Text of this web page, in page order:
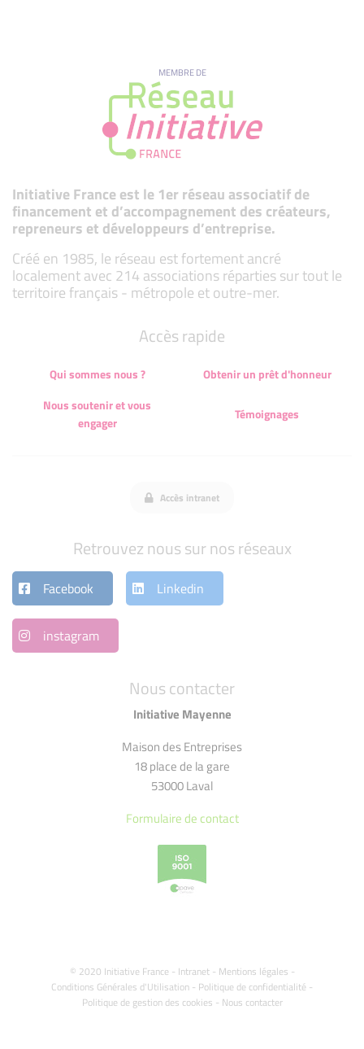
MEMBRE DE
Initiative France est le 1er réseau associatif de
financement et d’accompagnement des créateurs,
repreneurs et développeurs d’entreprise.
Créé en 1985, le réseau est fortement ancré
localement avec 214 associations réparties sur tout le
territoire français - métropole et outre-mer.
Nous contacter
Initiative Mayenne
Maison des Entreprises
18 place de la gare
53000 Laval
Formulaire de contact
© 2020 Initiative France - Intranet- Mentions légales -
Conditions Générales d'Utilisation - Politique de confidentialité -
Politique de gestion des cookies - Nous contacter
Accès rapide
Qui sommes nous ?
Obtenir un prêt d'honneur
Nous soutenir et vous
engager
Témoignages
Accès intranet
Retrouvez nous sur nos réseaux
Facebook Linkedin
instagram